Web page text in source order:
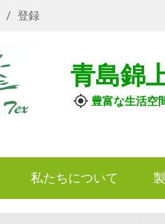
/ 登録
青島錦
豊富な生活空
私たちについて